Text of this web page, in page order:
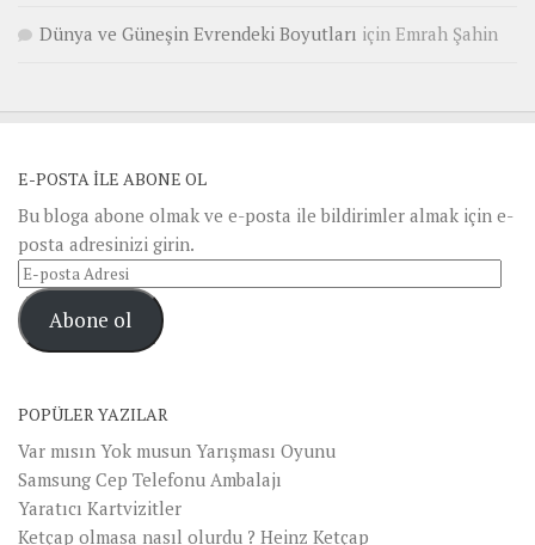
Dünya ve Güneşin Evrendeki Boyutları için Emrah Şahin
E-POSTA ILE ABONE OL
Bu bloga abone olmak ve e-posta ile bildirimler almak için e-
posta adresinizi girin.
E-
posta
AdresiAbone ol
POPÜLER YAZILAR
Var mısın Yok musun Yarışması Oyunu
Samsung Cep Telefonu Ambalajı
Yaratıcı Kartvizitler
Ketçap olmasa nasıl olurdu ? Heinz Ketçap